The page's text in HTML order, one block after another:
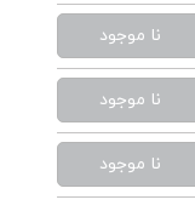
نا موجود
نا موجود
نا موجود